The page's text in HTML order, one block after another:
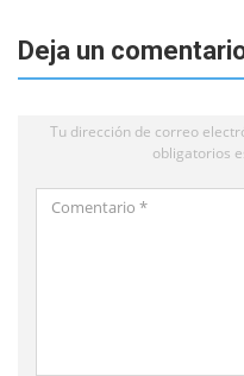
Deja un
Tu dirección de correo
obligatorios
Comentario